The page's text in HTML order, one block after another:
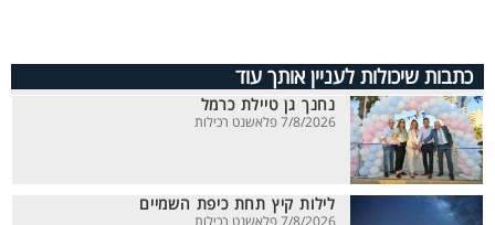
כתבות שיכולות לעניין אותך עוד
נחנך גן טיילת כרמל
7/8/2026 פלאשנט רכילות
לילות קיץ תחת כיפת השמיים